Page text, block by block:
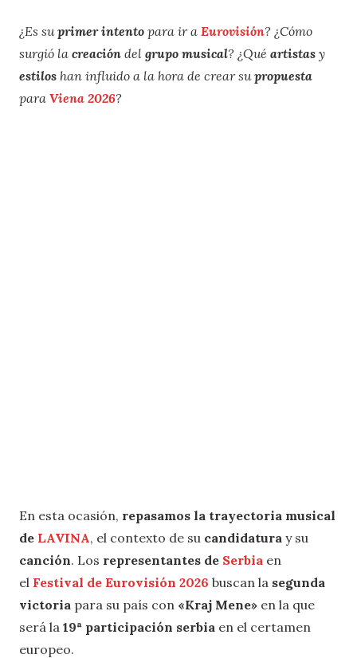
¿Es suprimer intento para ir a Eurovisión? ¿Cómo
surgió la creación del grupo musical? ¿Qué artistas y
estilos han influido a la hora de crear supropuesta
para Viena 2026?
En esta ocasión, repasamos la trayectoria musical
de LAVINA, el contexto de su candidatura y su
canción. Los representantes de Serbia en
el Festival de Eurovisión 2026 buscan la segunda
victoria para su país con «Kraj Mene» en la que
será la 19ª participación serbia en el certamen
europeo.